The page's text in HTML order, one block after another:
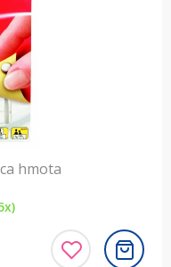
hmota